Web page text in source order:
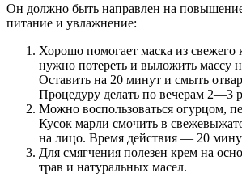
Он должно быть направлен на
питание и увлажнение:
Хорошо помогает маска из свежего
нужно потереть и выложить массу
Оставить на 20 минут и смыть
Процедуру делать по вечерам 2—3
Можно воспользоваться огурцом,
Кусок марли смочить в
на лицо. Время действия — 20
Для смягчения полезен крем на
трав и натуральных масел.